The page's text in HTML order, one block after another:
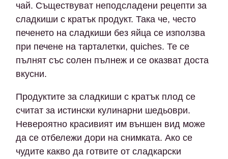
чай. Съществуват неподсладени рецепти за
сладкиши с кратък продукт. Така че, често
печенето на сладкиши без яйца се използва
при печене на тарталетки, quiches. Те се
пълнят със солен пълнеж и се оказват доста
вкусни.
Продуктите за сладкиши с кратък плод се
считат за истински кулинарни шедьоври.
Невероятно красивият им външен вид може
да се отбележи дори на снимката. Ако се
чудите какво да готвите от сладкарски